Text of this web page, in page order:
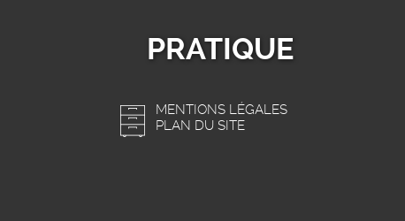
PRATIQUE
MENTIONS LÉGALES
PLAN DU SITE